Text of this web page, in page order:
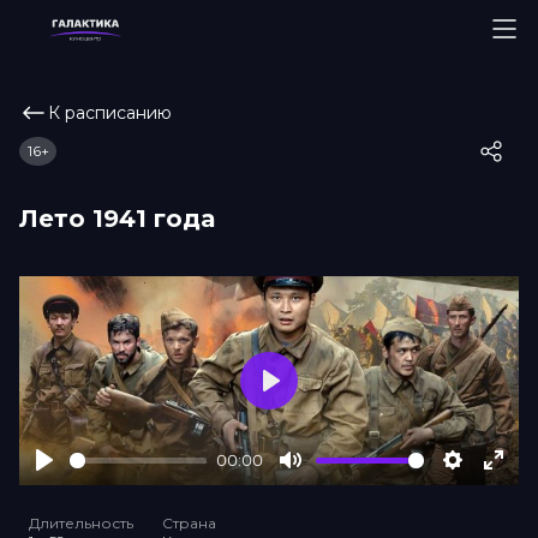
К расписанию
Лето 1941 года
16+
Play
00:00
Mute Settings
Play
Длительность
Страна